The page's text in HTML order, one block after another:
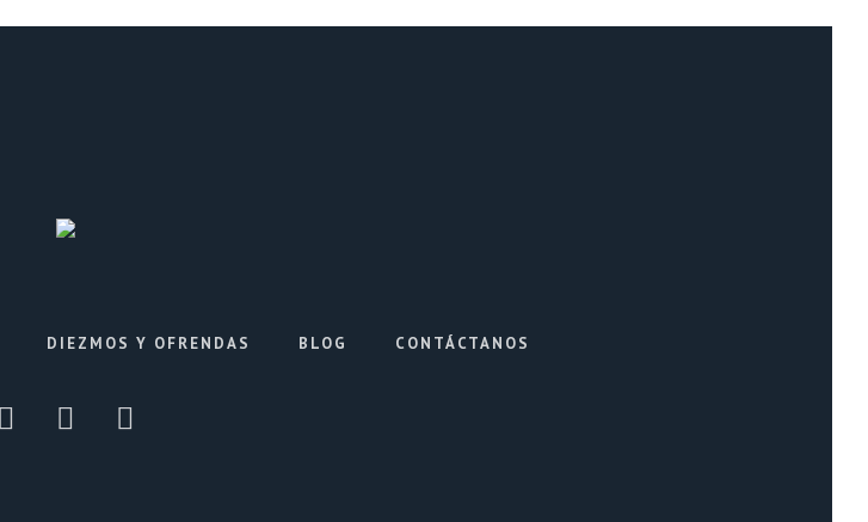
DIEZMOS Y OFRENDAS BLOG CONTÁCTANOS